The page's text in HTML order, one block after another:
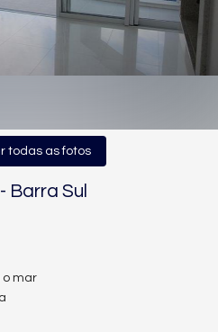
todas as fotos
- Barra Sul
o mar